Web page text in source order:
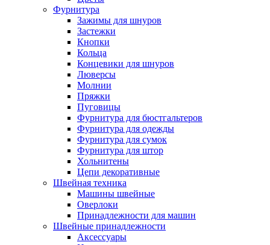
Фурнитура
Зажимы для шнуров
Застежки
Кнопки
Кольца
Концевики для шнуров
Люверсы
Молнии
Пряжки
Пуговицы
Фурнитура для бюстгальтеров
Фурнитура для одежды
Фурнитура для сумок
Фурнитура для штор
Хольнитены
Цепи декоративные
Швейная техника
Машины швейные
Оверлоки
Принадлежности для машин
Швейные принадлежности
Аксессуары